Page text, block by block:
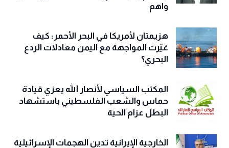
واهم
هزيمتان لأمريكا في البحر الأحمر: كيف
غيّرت المواجهة مع اليمن معادلات الردع
البحري؟
المكتب السياسي لأنصار الله يعزي قيادة
حماس والشعب الفلسطيني باستشهاد
البطل عزام الحية
الخارجية الإيرانية تدين الهجمات الإسرائيلية